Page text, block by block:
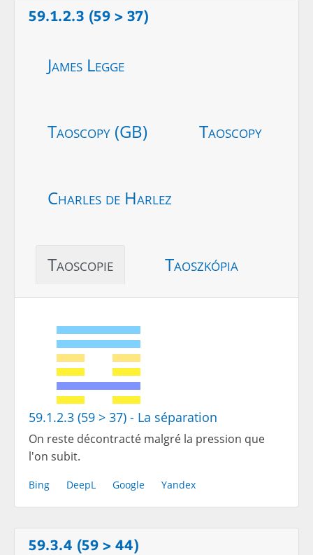
59.1.2.3 (59 > 37)
James Legge
Taoscopy (GB) Taoscopy
Charles de Harlez
Taoscopie Taoszkópia
59.1.2.3 (59 > 37) - La séparation
On reste décontracté malgré la pression que
l'on subit.
Bing DeepL Google Yandex
59.3.4 (59 > 44)